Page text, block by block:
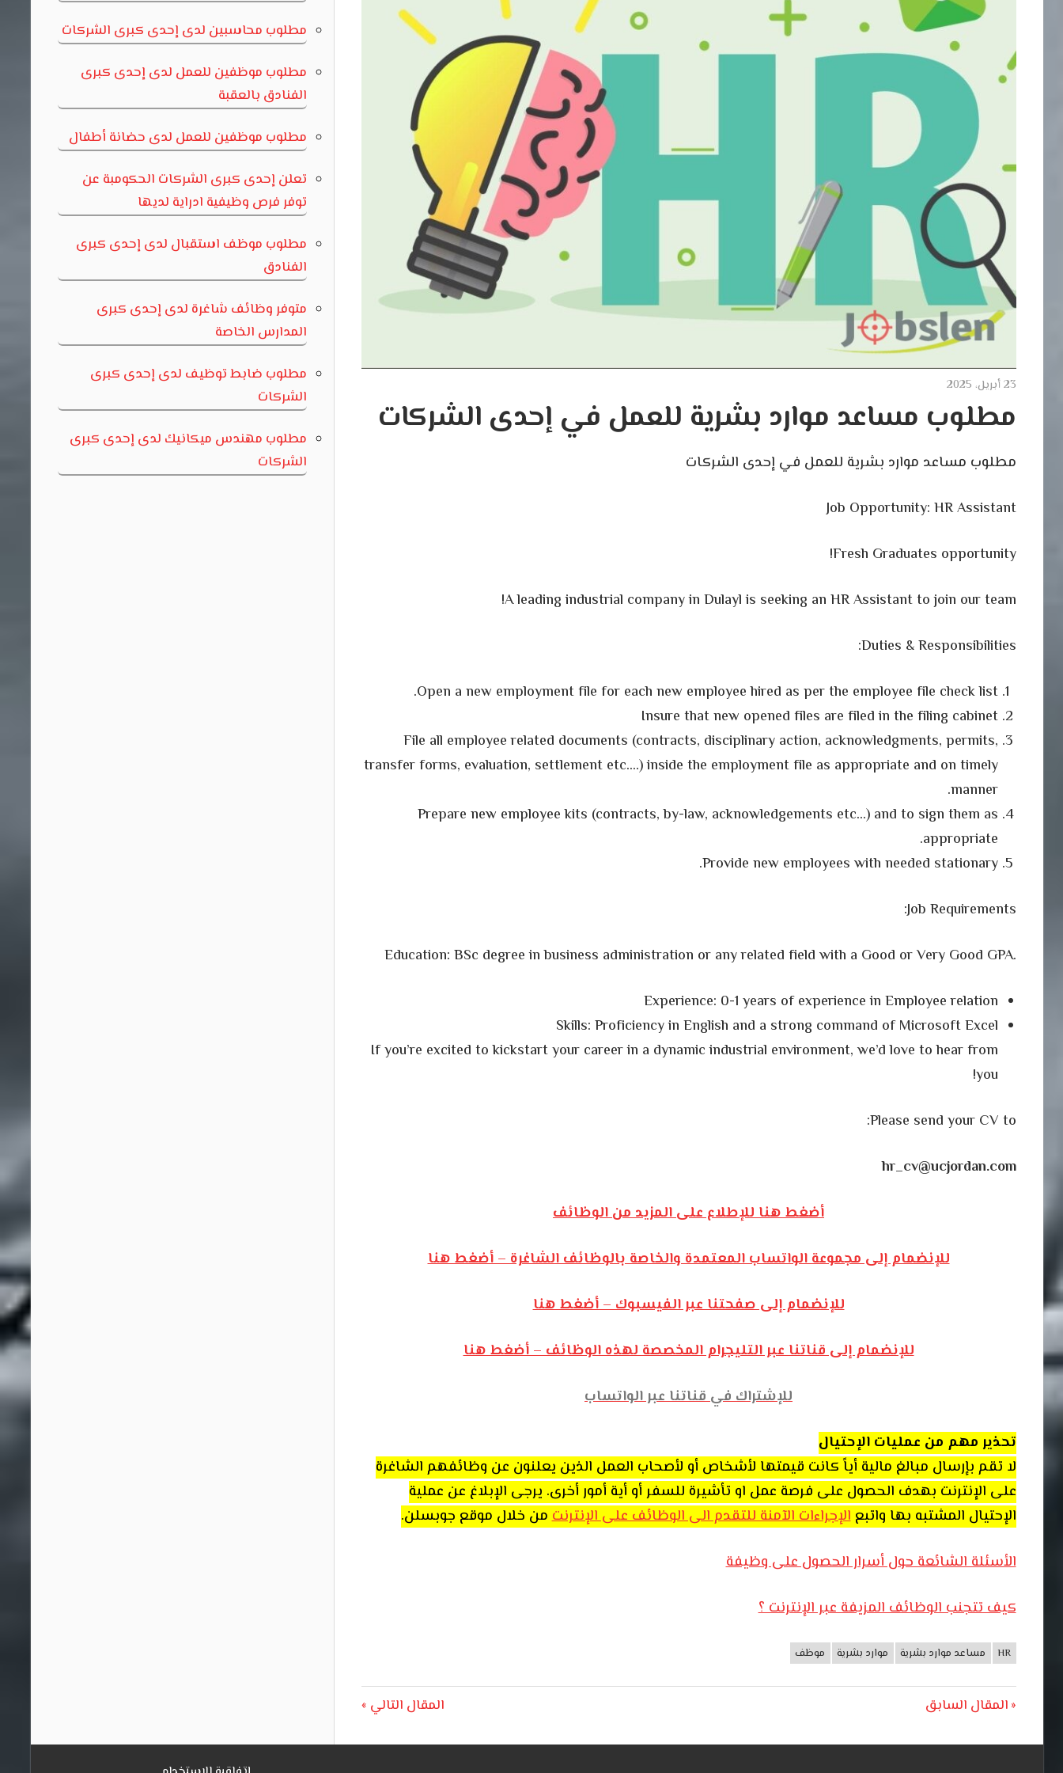
23 أبريل، 2025
مطلوب مساعد موارد بشرية للعمل في إحدى الشركات
مطلوب مساعد موارد بشرية للعمل في إحدى الشركات
Job Opportunity: HR Assistant
Fresh Graduates opportunity!
A leading industrial company in Dulayl is seeking an HR Assistant to join our team!
Duties & Responsibilities:
Open a new employment file for each new employee hired as per the employee file check list.
Insure that new opened files are filed in the filing cabinet
File all employee related documents (contracts, disciplinary action, acknowledgments, permits,
transfer forms, evaluation, settlement etc….) inside the employment file as appropriate and on timely
manner.
Prepare new employee kits (contracts, by-law, acknowledgements etc…) and to sign them as
appropriate.
Provide new employees with needed stationary.
Job Requirements:
.Education: BSc degree in business administration or any related field with a Good or Very Good GPA
Experience: 0-1 years of experience in Employee relation
Skills: Proficiency in English and a strong command of Microsoft Excel
If you’re excited to kickstart your career in a dynamic industrial environment, we’d love to hear from
you!
Please send your CV to:
hr_cv@ucjordan.com
أضغط هنا للإطلاع على المزيد من الوظائف
للإنضمام إلى مجموعة الواتساب المعتمدة والخاصة بالوظائف الشاغرة – أضغط هنا
للإنضمام إلى صفحتنا عبر الفيسبوك – أضغط هنا
للإنضمام إلى قناتنا عبر التليجرام المخصصة لهذه الوظائف – أضغط هنا
للإشتراك في قناتنا عبر الواتساب
تحذير مهم من عمليات الإحتيال
لا تقم بإرسال مبالغ مالية أياً كانت قيمتها لأشخاص أو لأصحاب العمل الذين يعلنون عن وظائفهم الشاغرة
على الإنترنت بهدف الحصول على فرصة عمل او تأشيرة للسفر أو أية أمور أخرى. يرجى الإبلاغ عن عملية
الإحتيال المشتبه بها واتبعالإجراءات الآمنة للتقدم الى الوظائف على الإنترنتمن خلال موقع جوبسلن.
الأسئلة الشائعة حول أسرار الحصول على وظيفة
كيف تتجنب الوظائف المزيفة عبر الإنترنت ؟
وظائف
HR مساعد موارد بشرية موارد بشرية موظف
تصفّح
المقالات
Previous
المقال السابق
Next
المقال التالي
مطلوب محاسبين لدى إحدى كبرى الشركات
مطلوب موظفين للعمل لدى إحدى كبرى
الفنادق بالعقبة
مطلوب موظفين للعمل لدى حضانة أطفال
تعلن إحدى كبرى الشركات الحكومبة عن
توفر فرص وظيفية ادراية لديها
مطلوب موظف استقبال لدى إحدى كبرى
الفنادق
متوفر وظائف شاغرة لدى إحدى كبرى
المدارس الخاصة
مطلوب ضابط توظيف لدى إحدى كبرى
الشركات
مطلوب مهندس ميكانيك لدى إحدى كبرى
الشركات